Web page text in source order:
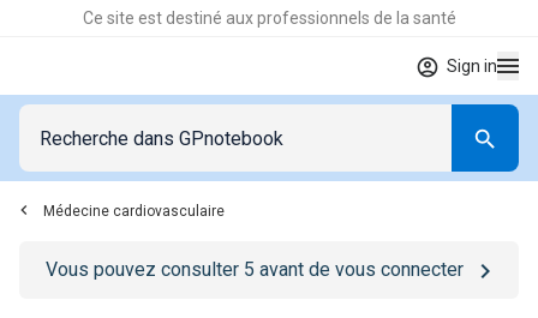
Ce site est destiné aux professionnels de la santé
Sign in
Médecine cardiovasculaire
Go to/se-connecterpage
Vous pouvez consulter 5 avant de vous connecter